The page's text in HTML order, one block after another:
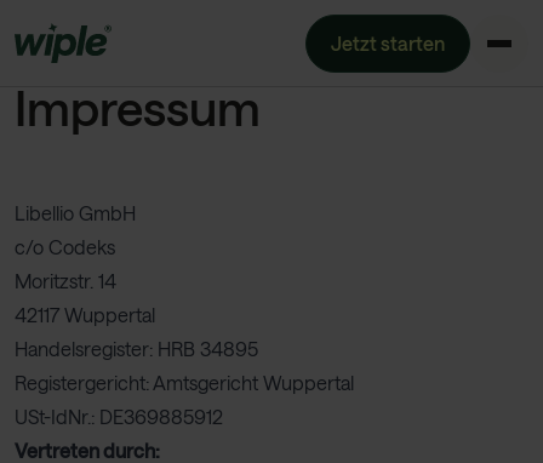
Jetzt starten
Impressum
Libellio GmbH
c/o Codeks
Moritzstr. 14
42117 Wuppertal
Handelsregister: HRB 34895
Registergericht: Amtsgericht Wuppertal
USt-IdNr.: DE369885912
Vertreten durch: